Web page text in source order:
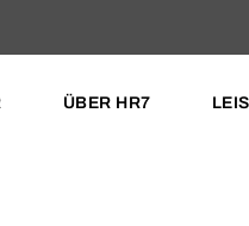
ÜBER HR7